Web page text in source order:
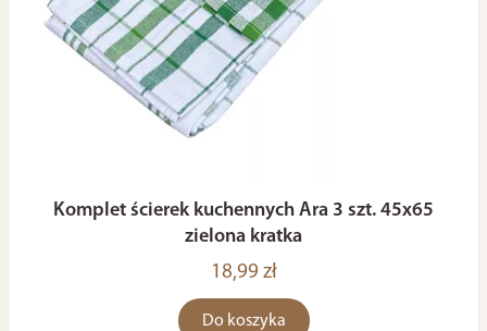
Komplet ścierek kuchennych Ara 3 szt. 45x65
zielona kratka
18,99 zł
Do koszyka